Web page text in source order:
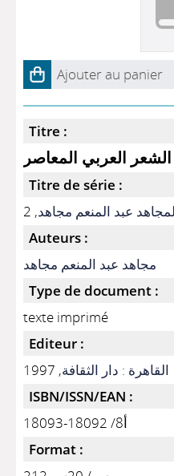
Ajouter au panier
Titre :
العربي المعاصر
Titre de série :
عبد المنعم مجاهد, 2
Auteurs :
مجاهد عبد المنعم مجاهد
Type de document :
texte imprimé
Editeur :
القاهرة : دار الثقافة, 1997
ISBN/ISSN/EAN :
أ8/ 18092-18093
Format :